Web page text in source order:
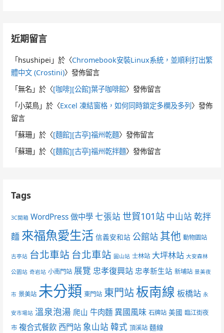
近期留言
「hsushipei 」於〈Chromebook安裝Linux系統，並順利打出繁
體中文 (Crostini)〉發佈留言
「無名 」於〈[咖啡][公館]葉子咖啡館〉發佈留言
「小菜鳥 」於〈Excel 凍結窗格，如何同時鎖定多欄及多列〉發佈
留言
「蘇珊 」於〈[麵館][古亭]福州乾麵〉發佈留言
「蘇珊 」於〈[麵館][古亭]福州乾拌麵〉發佈留言
Tags
3C開箱 WordPress 做中學 七張站 世貿101站 中山站 乾拌
麵 來福魚愛生活 信義安和站 公館站 其他 動物園站
古亭站 台北車站 台北車站 圓山站 士林站 大坪林站 大安森林
公園站 奇岩站 小南門站 展覽 忠孝復興站 忠孝新生站 新埔站 景美夜
市 景美站 未分類 東門站 東門站板南線 板橋站 永
安市場站 溫泉泡湯 爬山 牛肉麵 異國風味 石牌站 美國 臨江街夜
市 複合式餐飲 西門站 象山站 韓式 頂溪站 麵線